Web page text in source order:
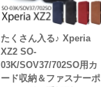
たくさん入る♪ Xperia
XZ2 SO-
03K/SOV37/702SO用カ
ード収納＆ファスナーポ